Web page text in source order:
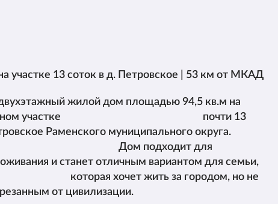
участке 13 соток в д. Петровское | 53 км от МКАД
жилой дом площадью 94,5 кв.м на
участке почти 13
Раменского муниципального округа.
для
и станет отличным вариантом для семьи,
жить за городом, но не
от цивилизации.